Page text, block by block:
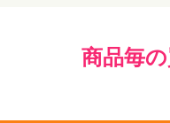
商品毎